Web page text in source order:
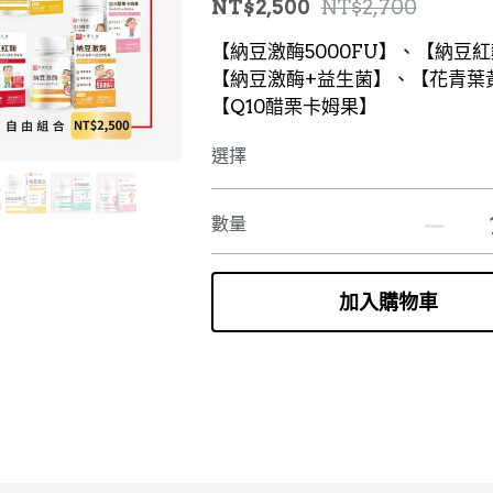
NT$2,500 NT$2,700
【納豆激酶5000FU】、【納豆紅
【納豆激酶+益生菌】、【花青葉
【Q10醋栗卡姆果】
選擇
數量
加入購物車